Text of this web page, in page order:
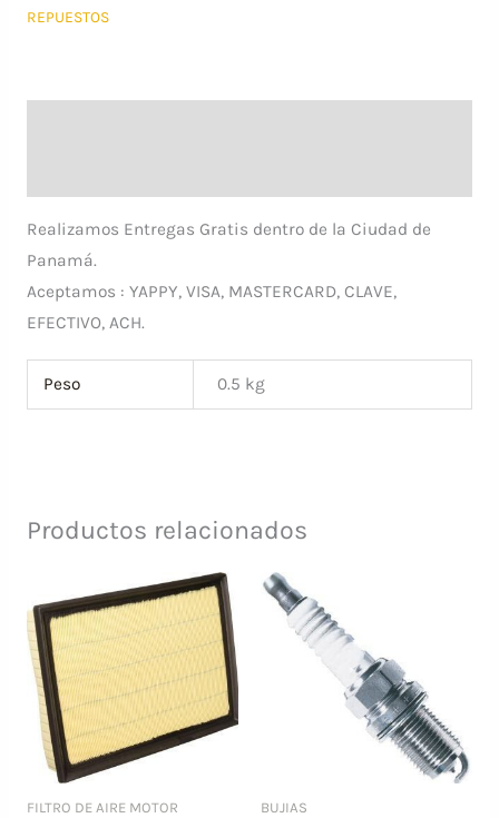
REPUESTOS
Realizamos Entregas Gratis dentro de la Ciudad de
Panamá.
Aceptamos : YAPPY, VISA, MASTERCARD, CLAVE,
EFECTIVO, ACH.
Peso 0.5 kg
Productos relacionados
FILTRO DE AIRE MOTOR BUJIAS